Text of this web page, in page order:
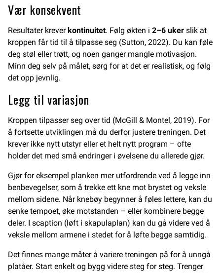
Vær konsekvent
Resultater krever kontinuitet. Følg økten i 2–6 uker slik at
kroppen får tid til å tilpasse seg (Sutton, 2022). Du kan føle
deg støl eller trøtt, og noen ganger mangle motivasjon.
Minn deg selv på målet, sørg for at det er realistisk, og følg
det opp jevnlig.
Legg til variasjon
Kroppen tilpasser seg over tid (McGill & Montel, 2019). For
å fortsette utviklingen må du derfor justere treningen. Det
krever ikke nytt utstyr eller et helt nytt program – ofte
holder det med små endringer i øvelsene du allerede gjør.
Gjør for eksempel planken mer utfordrende ved å legge inn
benbevegelser, som å trekke ett kne mot brystet og veksle
mellom sidene. Når knebøy begynner å føles lettere, kan du
senke tempoet, øke motstanden – eller kombinere begge
deler. I scaption (løft i skapulaplan) kan du gå videre ved å
veksle mellom armene i stedet for å løfte begge samtidig.
Det finnes mange måter å variere treningen på for å unngå
platåer. Start enkelt og bygg videre steg for steg. Trenger